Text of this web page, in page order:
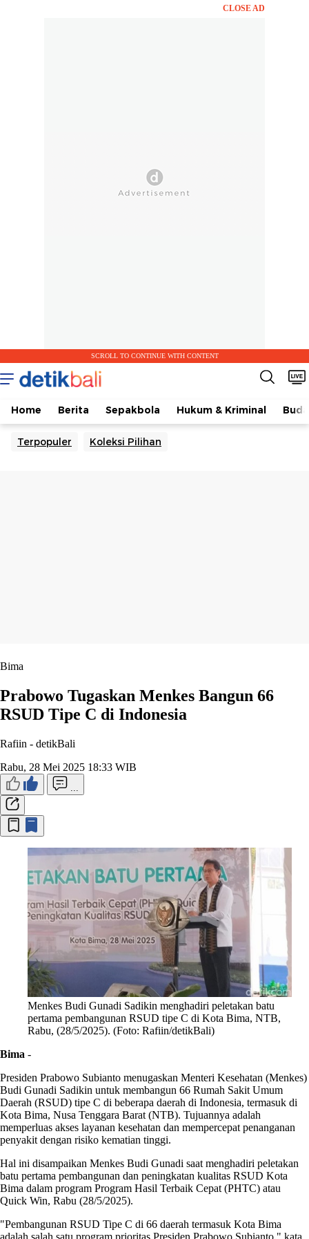
CLOSE AD
SCROLL TO CONTINUE WITH CONTENT
Home Berita Sepakbola Hukum & Kriminal
Terpopuler Koleksi Pilihan
Bima
Prabowo Tugaskan Menkes Bangun 66
RSUD Tipe C di Indonesia
Rafiin - detikBali
Rabu, 28 Mei 2025 18:33 WIB
Menkes Budi Gunadi Sadikin menghadiri peletakan batu
pertama pembangunan RSUD tipe C di Kota Bima, NTB,
Rabu, (28/5/2025). (Foto: Rafiin/detikBali)
Bima -
Presiden Prabowo Subianto menugaskan Menteri Kesehatan (Menkes)
Budi Gunadi Sadikin untuk membangun 66 Rumah Sakit Umum
Daerah (RSUD) tipe C di beberapa daerah di Indonesia, termasuk di
Kota Bima, Nusa Tenggara Barat (NTB). Tujuannya adalah
memperluas akses layanan kesehatan dan mempercepat penanganan
penyakit dengan risiko kematian tinggi.
Hal ini disampaikan Menkes Budi Gunadi saat menghadiri peletakan
batu pertama pembangunan dan peningkatan kualitas RSUD Kota
Bima dalam program Program Hasil Terbaik Cepat (PHTC) atau
Quick Win, Rabu (28/5/2025).
"Pembangunan RSUD Tipe C di 66 daerah termasuk Kota Bima
adalah salah satu program prioritas Presiden Prabowo Subianto," kata